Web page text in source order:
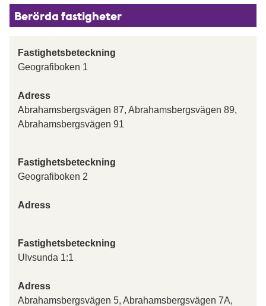
Berörda fastigheter
Fastighetsbeteckning
Geografiboken 1
Adress
Abrahamsbergsvägen 87, Abrahamsbergsvägen 89,
Abrahamsbergsvägen 91
Fastighetsbeteckning
Geografiboken 2
Adress
Fastighetsbeteckning
Ulvsunda 1:1
Adress
Abrahamsbergsvägen 5, Abrahamsbergsvägen 7A,